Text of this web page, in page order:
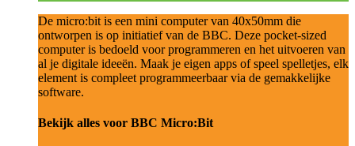
De micro:bit is een mini computer van 40x50mm die
ontworpen is op initiatief van de BBC. Deze pocket-sized
computer is bedoeld voor programmeren en het uitvoeren van
al je digitale ideeën. Maak je eigen apps of speel spelletjes, elk
element is compleet programmeerbaar via de gemakkelijke
software.
Bekijk alles voor BBC Micro:Bit